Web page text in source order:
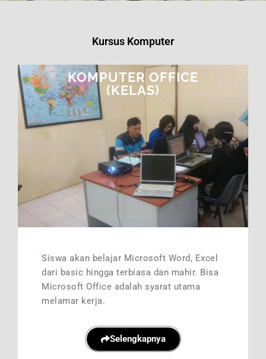
Kursus Komputer
KOMPUTER OFFICE
(KELAS)
Siswa akan belajar Microsoft Word, Excel
dari basic hingga terbiasa dan mahir. Bisa
Microsoft Office adalah syarat utama
melamar kerja.
Selengkapnya